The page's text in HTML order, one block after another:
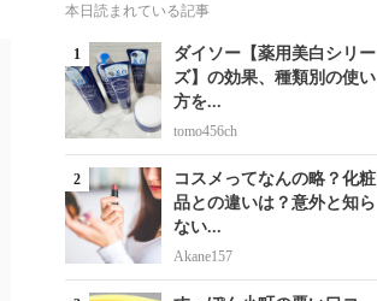
本日読まれている記事
ダイソー【薬用美白シリー
ズ】の効果、種類別の使い
方を...
tomo456ch
コスメってなんの略？化粧
品との違いは？意外と知ら
ない...
Akane157